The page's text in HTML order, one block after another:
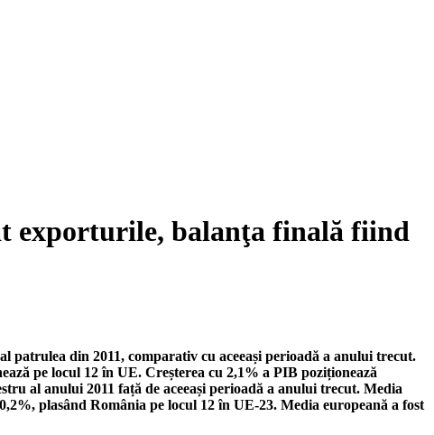
exporturile, balanţa finală fiind
patrulea din 2011, comparativ cu aceeași perioadă a anului trecut.
pe locul 12 în UE. Creșterea cu 2,1% a PIB poziționează
al anului 2011 față de aceeași perioadă a anului trecut. Media
plasând România pe locul 12 în UE-23. Media europeană a fost